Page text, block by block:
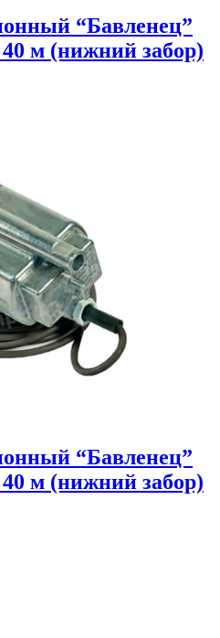
“Бавленец”
м (нижний забор)
“Бавленец”
м (нижний забор)